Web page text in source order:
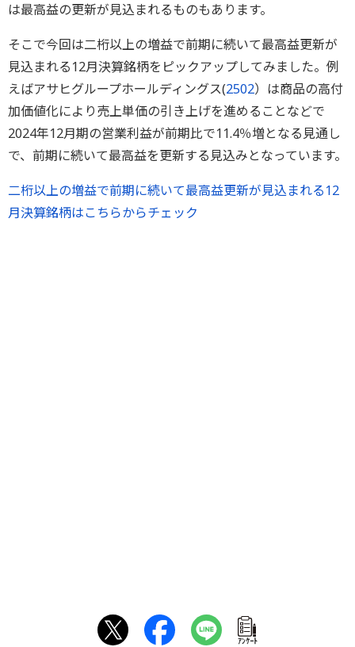
は最高益の更新が見込まれるものもあります。
そこで今回は二桁以上の増益で前期に続いて最高益更新が
見込まれる12月決算銘柄をピックアップしてみました。例
えばアサヒグループホールディングス(2502）は商品の高付
加価値化により売上単価の引き上げを進めることなどで
2024年12月期の営業利益が前期比で11.4％増となる見通し
で、前期に続いて最高益を更新する見込みとなっています。
二桁以上の増益で前期に続いて最高益更新が見込まれる12
月決算銘柄はこちらからチェック
ｱﾝｹｰﾄ